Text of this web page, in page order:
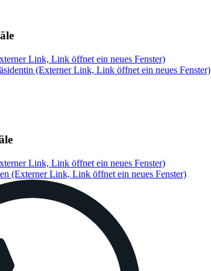
Link, Link öffnet ein neues Fenster)
(Externer Link, Link öffnet ein neues Fenster)
Link, Link öffnet ein neues Fenster)
(Externer Link, Link öffnet ein neues Fenster)